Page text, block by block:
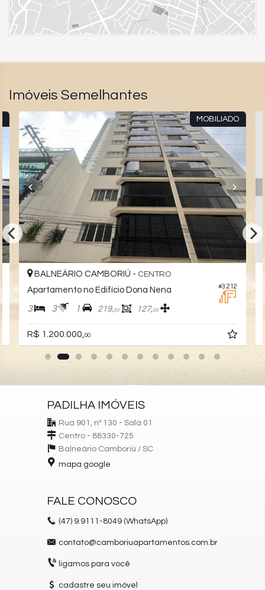
Imóveis Semelhantes
MOBILIADO
#3.212
BALNEÁRIO CAMBORIÚ - CENTRO
Apartamento no Edifício Dona Nena
3 3 1 219,00 127,00
R$ 1.200.000,00
PADILHA IMÓVEIS
Rua 901, nº 130 - Sala 01
Centro - 88330-725
Balneário Camboriú / SC
mapa google
FALE CONOSCO
(47) 9.9111-8049 (WhatsApp)
contato@camboriuapartamentos.com.br
ligamos para você
cadastre seu imóvel